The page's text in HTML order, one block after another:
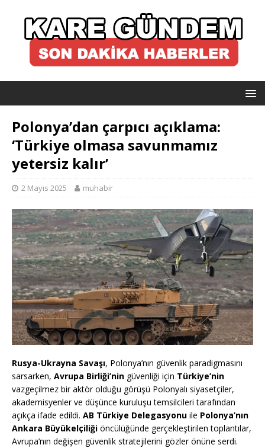
Polonya’dan çarpıcı açıklama:
‘Türkiye olmasa savunmamız
yetersiz kalır’
2 Mayıs 2025 muhabir
Rusya-Ukrayna Savaşı, Polonya’nın güvenlik paradigmasını
sarsarken, Avrupa Birliği’nin güvenliği için Türkiye’nin
vazgeçilmez bir aktör olduğu görüşü Polonyalı siyasetçiler,
akademisyenler ve düşünce kuruluşu temsilcileri tarafından
açıkça ifade edildi. AB Türkiye Delegasyonu ile Polonya’nın
Ankara Büyükelçiliği öncülüğünde gerçekleştirilen toplantılar,
Avrupa’nın değişen güvenlik stratejilerini gözler önüne serdi.